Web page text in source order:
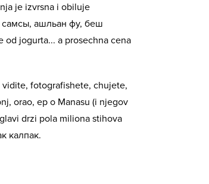
je izvrsna i obiluje
самсы, ашльан фу, беш
od jogurta... a prosechna cena
fotografishete, chujete,
orao, ep o Manasu (i njegov
drzi pola miliona stihova
калпак.